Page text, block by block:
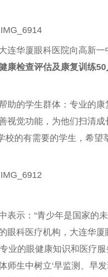
连华厦眼科医院向高新
康检查评估及康复训练50
助的学生群体：专业的
觉功能，为他们扫清成
校的有需要的学生，希望
表示：“青少年是国家的
眼科医疗机构，大连华
业的眼健康知识和医疗
生中树立‘早监测、早